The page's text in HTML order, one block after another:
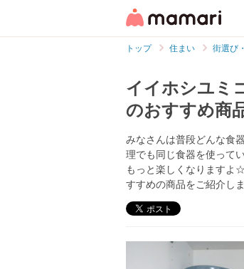
トップ 住まい 街選び
イイホシユミ
のおすすめ商
みなさんは普段どんな食
理でも同じ食器を使って
もっと楽しくなりますよ
すすめの商品をご紹介しま